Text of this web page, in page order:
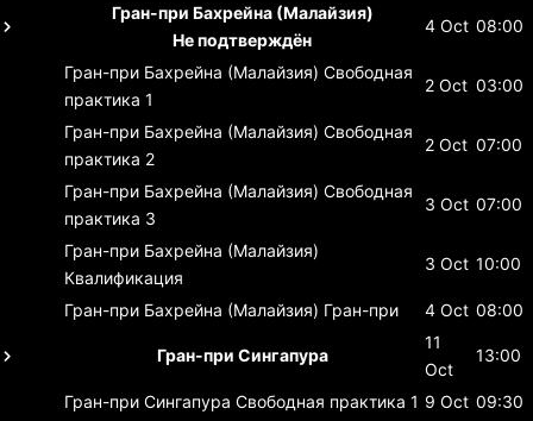
Гран-при Бахрейна (Малайзия)
Не подтверждён
4 Oct 08:00
Гран-при Бахрейна (Малайзия) Свободная
практика 1
2 Oct 03:00
Гран-при Бахрейна (Малайзия) Свободная
практика 2
2 Oct 07:00
Гран-при Бахрейна (Малайзия) Свободная
практика 3
3 Oct 07:00
Гран-при Бахрейна (Малайзия)
Квалификация
3 Oct 10:00
Гран-при Бахрейна (Малайзия) Гран-при 4 Oct 08:00
Гран-при Сингапура
11
Oct
13:00
Гран-при Сингапура Свободная практика 1 9 Oct 09:30